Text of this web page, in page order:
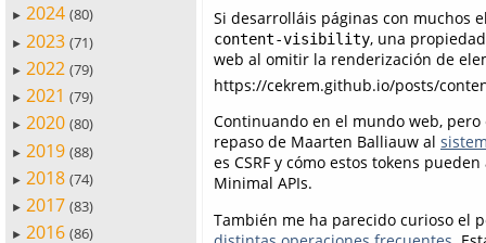
► 2024 (80)
► 2023 (71)
► 2022 (79)
► 2021 (79)
► 2020 (80)
► 2019 (88)
► 2018 (74)
► 2017 (83)
► 2016 (86)
Si desarrolláis páginas con muchos
content-visibility, una
web al omitir la renderización de
https://cekrem.github.io/posts/
Continuando en el mundo web,
repaso de Maarten Balliauw al
es CSRF y cómo estos tokens
Minimal APIs.
También me ha parecido curioso el